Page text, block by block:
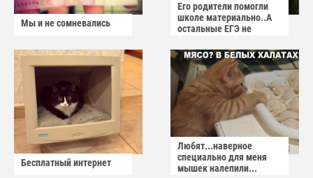
Мы и не сомневались
Его родители помогли
школе материально..А
остальные ЕГЭ не
Бесплатный интернет
Любят...наверное
специально для меня
мышек налепили...